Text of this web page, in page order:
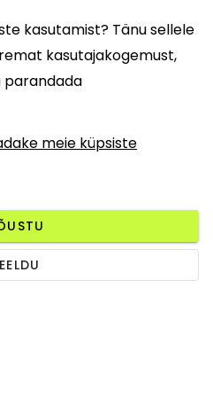
kasutamist? Tänu sellele
kasutajakogemust,
parandada
meie küpsiste